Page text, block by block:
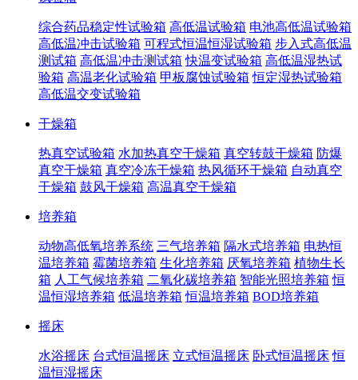
综合药品稳定性试验箱 高低温试验箱 电池高低温试验箱
高低温冲击试验箱 可程式恒温恒湿试验箱 步入式高低温
测试箱 高低温冲击测试箱 快温变试验箱 高低温湿热试
验箱 高温老化试验箱 甲板腐蚀试验箱 恒定湿热试验箱
高低温交变试验箱
干燥箱
热真空试验箱 水加热真空干燥箱 真空转鼓干燥箱 防爆
真空干燥箱 真空冷冻干燥箱 热风循环干燥箱 自动真空
干燥箱 鼓风干燥箱 高温真空干燥箱
培养箱
动物高低氧培养系统 三气培养箱 隔水式培养箱 电热恒
温培养箱 霉菌培养箱 生化培养箱 厌氧培养箱 植物生长
箱 人工气候培养箱 二氧化碳培养箱 智能光照培养箱 恒
温恒湿培养箱 低温培养箱 恒温培养箱 BOD培养箱
摇床
水浴摇床 台式恒温摇床 立式恒温摇床 卧式恒温摇床 恒
温恒湿摇床